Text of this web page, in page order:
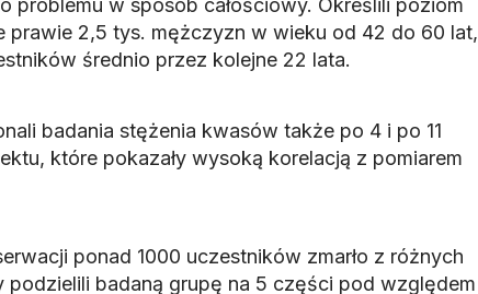
problemu w sposób całościowy. Określili poziom
prawie 2,5 tys. mężczyzn w wieku od 42 do 60 lat,
średnio przez kolejne 22 lata.
badania stężenia kwasów także po 4 i po 11
które pokazały wysoką korelacją z pomiarem
ponad 1000 uczestników zmarło z różnych
badaną grupę na 5 części pod względem